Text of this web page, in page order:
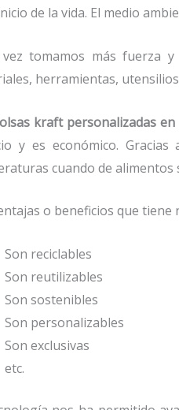
de la vida. El medio
vez tomamos más fuerza
herramientas,
kraft personalizadas en
y es económico.
cuando de alimentos
o beneficios que tiene
Son reciclables
Son reutilizables
Son sostenibles
Son personalizables
Son exclusivas
etc.